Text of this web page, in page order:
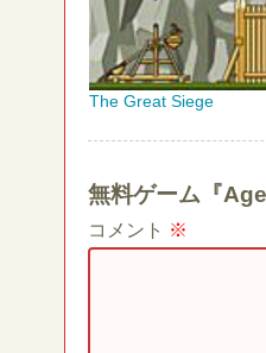
The Great Siege
無料ゲーム『
コメント ※